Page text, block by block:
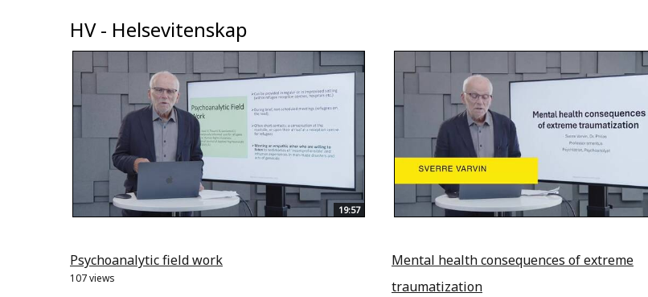
HV - Helsevitenskap
19:57
Psychoanalytic field work
107 views
Mental health consequences of extreme
traumatization